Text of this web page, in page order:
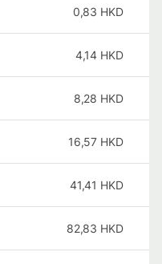
0,83 HKD
4,14 HKD
8,28 HKD
16,57 HKD
41,41 HKD
82,83 HKD